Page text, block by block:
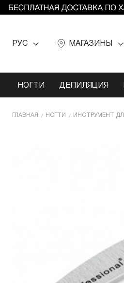
РУС МАГАЗИНЫ
НОГТИ ДЕПИЛЯЦИЯ
ГЛАВНАЯ НОГТИ ИНCТРУМЕНТ